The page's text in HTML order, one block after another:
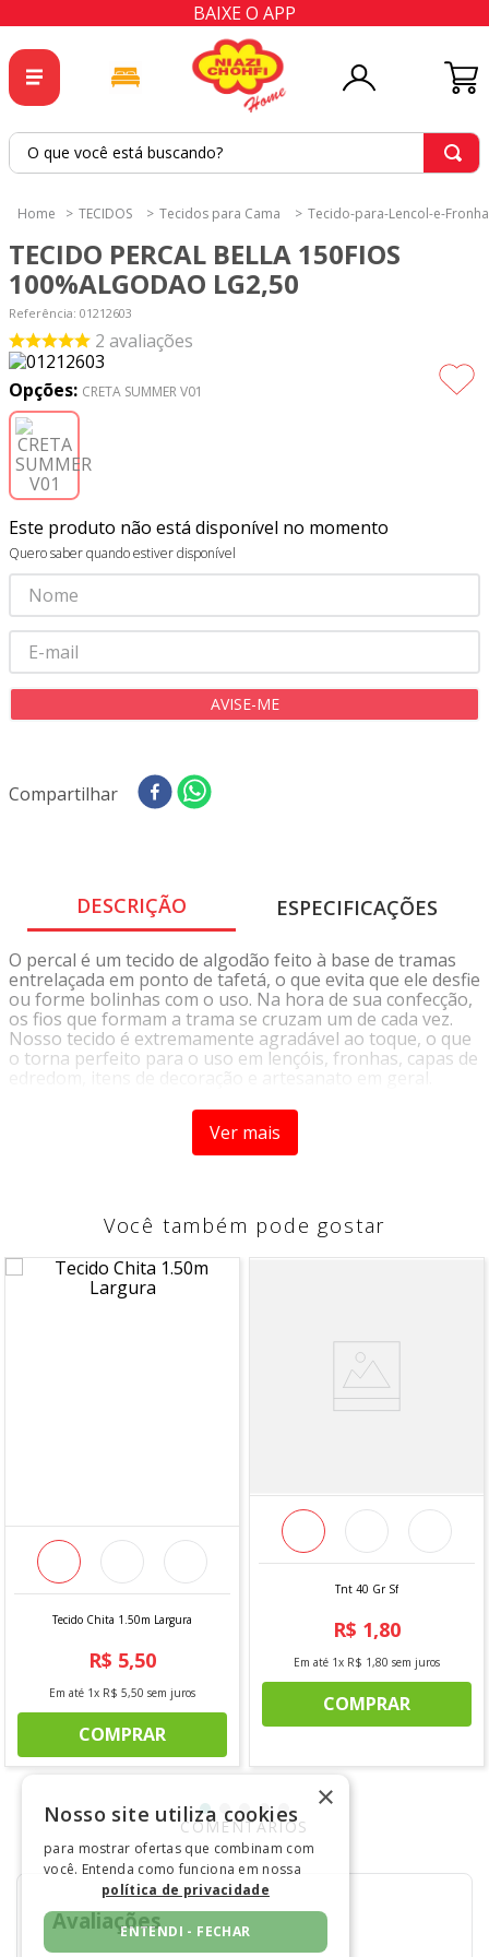
BAIXE O APP
O que você está buscando?
TECIDOS Tecidos para Cama Tecido-para-Lencol-e-Fronha
TECIDO PERCAL BELLA 150FIOS
100%ALGODAO LG2,50
Referência: 01212603
2 avaliações
Opções: CRETA SUMMER V01
Este produto não está disponível no momento
Quero saber quando estiver disponível
Compartilhar
DESCRIÇÃO ESPECIFICAÇÕES
O percal é um tecido de algodão feito à base de tramas
entrelaçada em ponto de tafetá, o que evita que ele desfie
ou forme bolinhas com o uso. Na hora de sua confecção,
os fios que formam a trama se cruzam um de cada vez.
Nosso tecido é extremamente agradável ao toque, o que
o torna perfeito para o uso em lençóis, fronhas, capas de
edredom, itens de decoração e artesanato em geral.
: 100% Algodão
Instrução de Lavagem:
Temperatura máxima da água 40°C
Secagem em tambor em baixa temperatura
Informações Adicionais:
Vendido a cada 1,00 MT onde a medida se refere a um
metro de comprimento pela largura do tecido. Caso seja
solicitado 2 mts, será enviado metragem corrida, sem
cortes.
Para pedidos acima de 15 metros, é possível que haja
fracionamento do corte.
Ver mais
Você também pode gostar
Tecido Chita 1.50m Largura
R$ 5,50
Em até 1x R$ 5,50 sem juros
COMPRAR
Tnt 40 Gr Sf
R$ 1,80
Em até 1x R$ 1,80 sem juros
COMPRAR
COMENTÁRIOS
Avaliações
2º
tapete
cortina
4º
tecido percal
5º
tapetes
6
tecido tricoline
7º
percal
8º
tricoline digital
9º
tecido oxford
10º toalha mesa
×
Nosso site utiliza cookies
para mostrar ofertas que combinam com
você. Entenda como funciona em nossa
política de privacidade
ENTENDI - FECHAR